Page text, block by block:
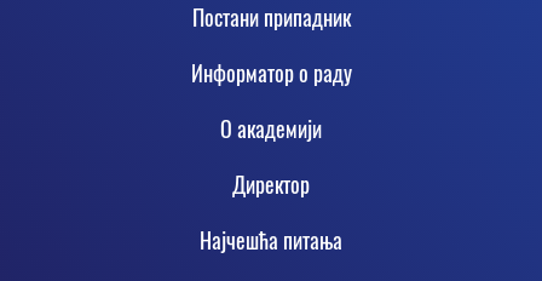
Постани припадник
Информатор о раду
О академији
Директор
Најчешћа питања